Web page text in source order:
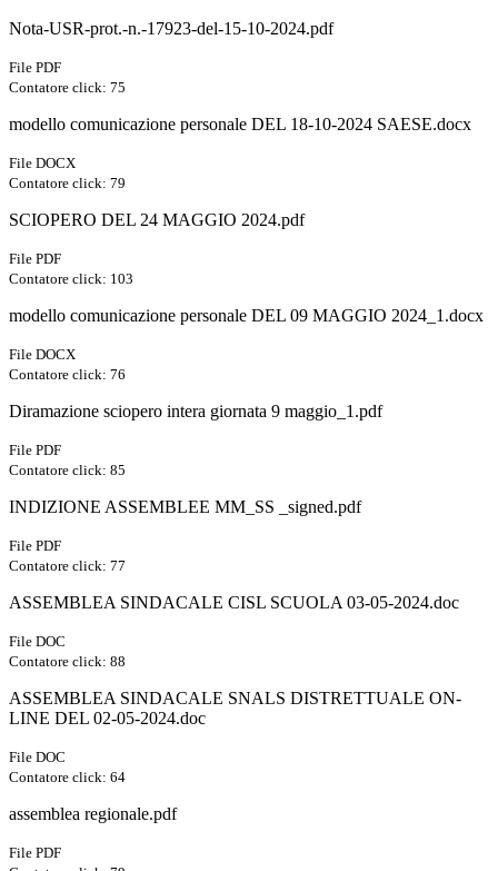
Nota-USR-prot.-n.-17923-del-15-10-2024.pdf
File PDF
Contatore click: 75
modello comunicazione personale DEL 18-10-2024 SAESE.docx
File DOCX
Contatore click: 79
SCIOPERO DEL 24 MAGGIO 2024.pdf
File PDF
Contatore click: 103
modello comunicazione personale DEL 09 MAGGIO 2024_1.docx
File DOCX
Contatore click: 76
Diramazione sciopero intera giornata 9 maggio_1.pdf
File PDF
Contatore click: 85
INDIZIONE ASSEMBLEE MM_SS _signed.pdf
File PDF
Contatore click: 77
ASSEMBLEA SINDACALE CISL SCUOLA 03-05-2024.doc
File DOC
Contatore click: 88
ASSEMBLEA SINDACALE SNALS DISTRETTUALE ON-
LINE DEL 02-05-2024.doc
File DOC
Contatore click: 64
assemblea regionale.pdf
File PDF